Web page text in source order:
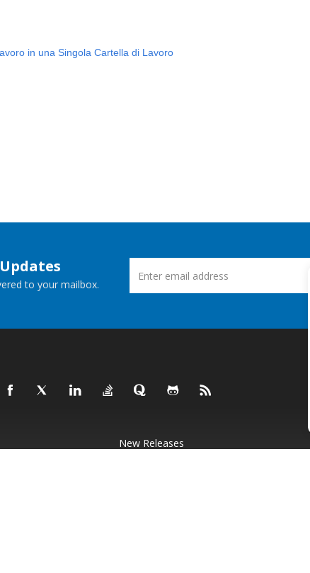
in una Singola Cartella di Lavoro
to your mailbox.
New Releases